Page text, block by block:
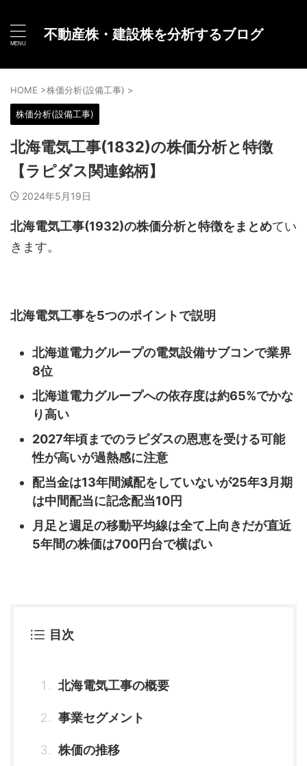
不動産株・建設株を分析するブログ
HOME >株価分析(設備工事) >
株価分析(設備工事)
北海電気工事(1832)の株価分析と特徴
【ラピダス関連銘柄】
2024年5月19日
北海電気工事(1932)の株価分析と特徴をまとめてい
きます。
北海電気工事を5つのポイントで説明
北海道電力グループの電気設備サブコンで業界
8位
北海道電力グループへの依存度は約65%でかな
り高い
2027年頃までのラピダスの恩恵を受ける可能
性が高いが過熱感に注意
配当金は13年間減配をしていないが25年3月期
は中間配当に記念配当10円
月足と週足の移動平均線は全て上向きだが直近
5年間の株価は700円台で横ばい
目次
北海電気工事の概要
事業セグメント
株価の推移